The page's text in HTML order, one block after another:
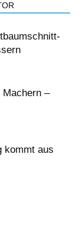
–
kommt aus